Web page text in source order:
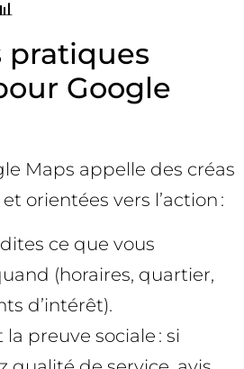
pratiques
Google
Maps appelle des créas
orientées vers l’action :
dites ce que vous
(horaires, quartier,
d’intérêt).
preuve sociale : si